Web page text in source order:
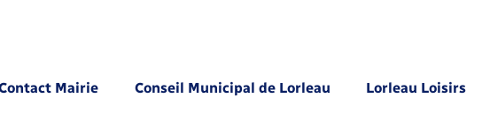
Mairie Conseil Municipal de Lorleau Lorleau Loisirs